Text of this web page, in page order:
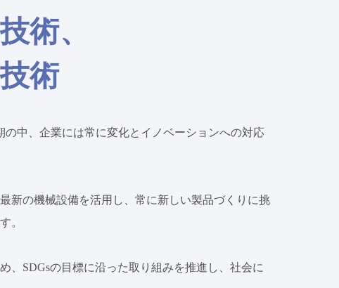
術、
術
中、企業には常に変化とイノベーションへの対応
新の機械設備を活用し、常に新しい製品づくりに挑
。
、SDGsの目標に沿った取り組みを推進し、社会に